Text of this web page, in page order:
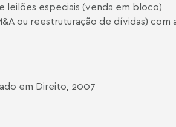
leilões especiais (venda em bloco)
ou reestruturação de dívidas) com
em Direito, 2007